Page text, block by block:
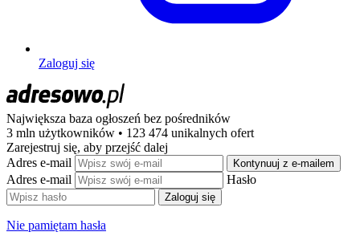
Zaloguj się
Największa baza ogłoszeń bez pośredników
3 mln użytkowników • 123 474 unikalnych ofert
Zarejestruj się, aby przejść dalej
Adres e-mail
Kontynuuj z e-mailem
Adres e-mail Hasło
Zaloguj się
Nie pamiętam hasła